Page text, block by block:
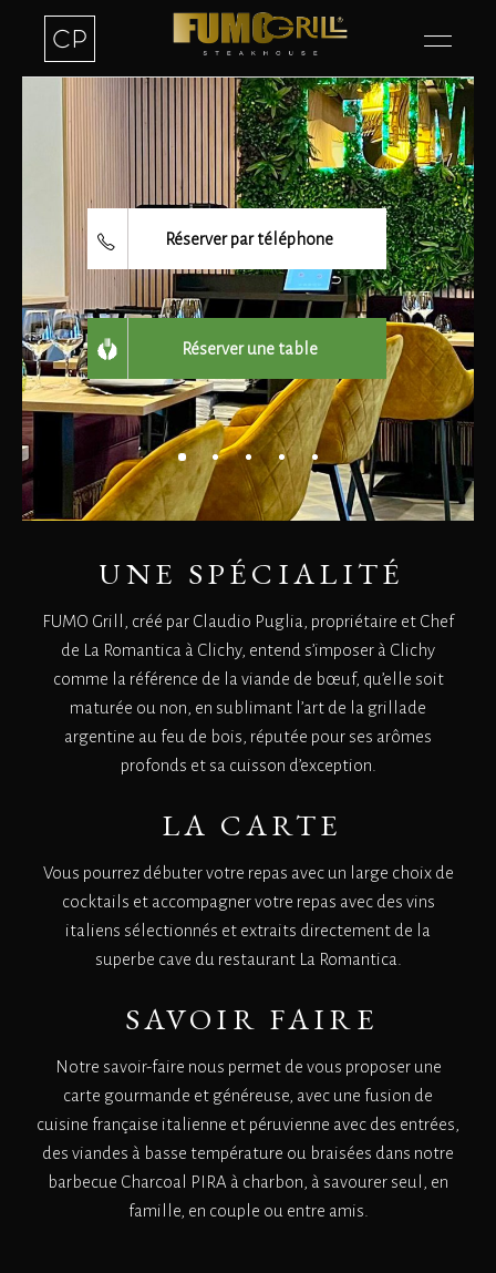
Réserver par téléphone
Réserver une table
UNE SPÉCIALITÉ
FUMO Grill, créé par Claudio Puglia, propriétaire et Chef
de La Romantica à Clichy, entend s’imposer à Clichy
comme la référence de la viande de bœuf, qu’elle soit
maturée ou non, en sublimant l’art de la grillade
argentine au feu de bois, réputée pour ses arômes
profonds et sa cuisson d’exception.
LA CARTE
Vous pourrez débuter votre repas avec un large choix de
cocktails et accompagner votre repas avec des vins
italiens sélectionnés et extraits directement de la
superbe cave du restaurant La Romantica.
SAVOIR FAIRE
Notre savoir-faire nous permet de vous proposer une
carte gourmande et généreuse, avec une fusion de
cuisine française italienne et péruvienne avec des entrées,
des viandes à basse température ou braisées dans notre
barbecue Charcoal PIRA à charbon, à savourer seul, en
famille, en couple ou entre amis.